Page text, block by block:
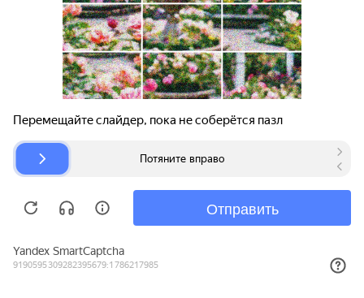
Для автокомпаний
Авторазборки
Помощь
Карта сайта
© bibinet.ru - система поиска запчастей,
Copyright 2010-2026 Все права защищены